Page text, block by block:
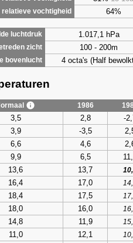
relatieve vochtigheid 64%
luchtdruk 1.017,1 hPa
zicht 100 - 200m
bovenlucht 4 octa's (Half
1986
3,5 2,8 -
3,9 -3,5
6,6 4,6
9,9 6,5
13,6 13,7
16,4 17,0
18,4 17,5
18,0 16,0
14,8 11,9
11,0 12,1